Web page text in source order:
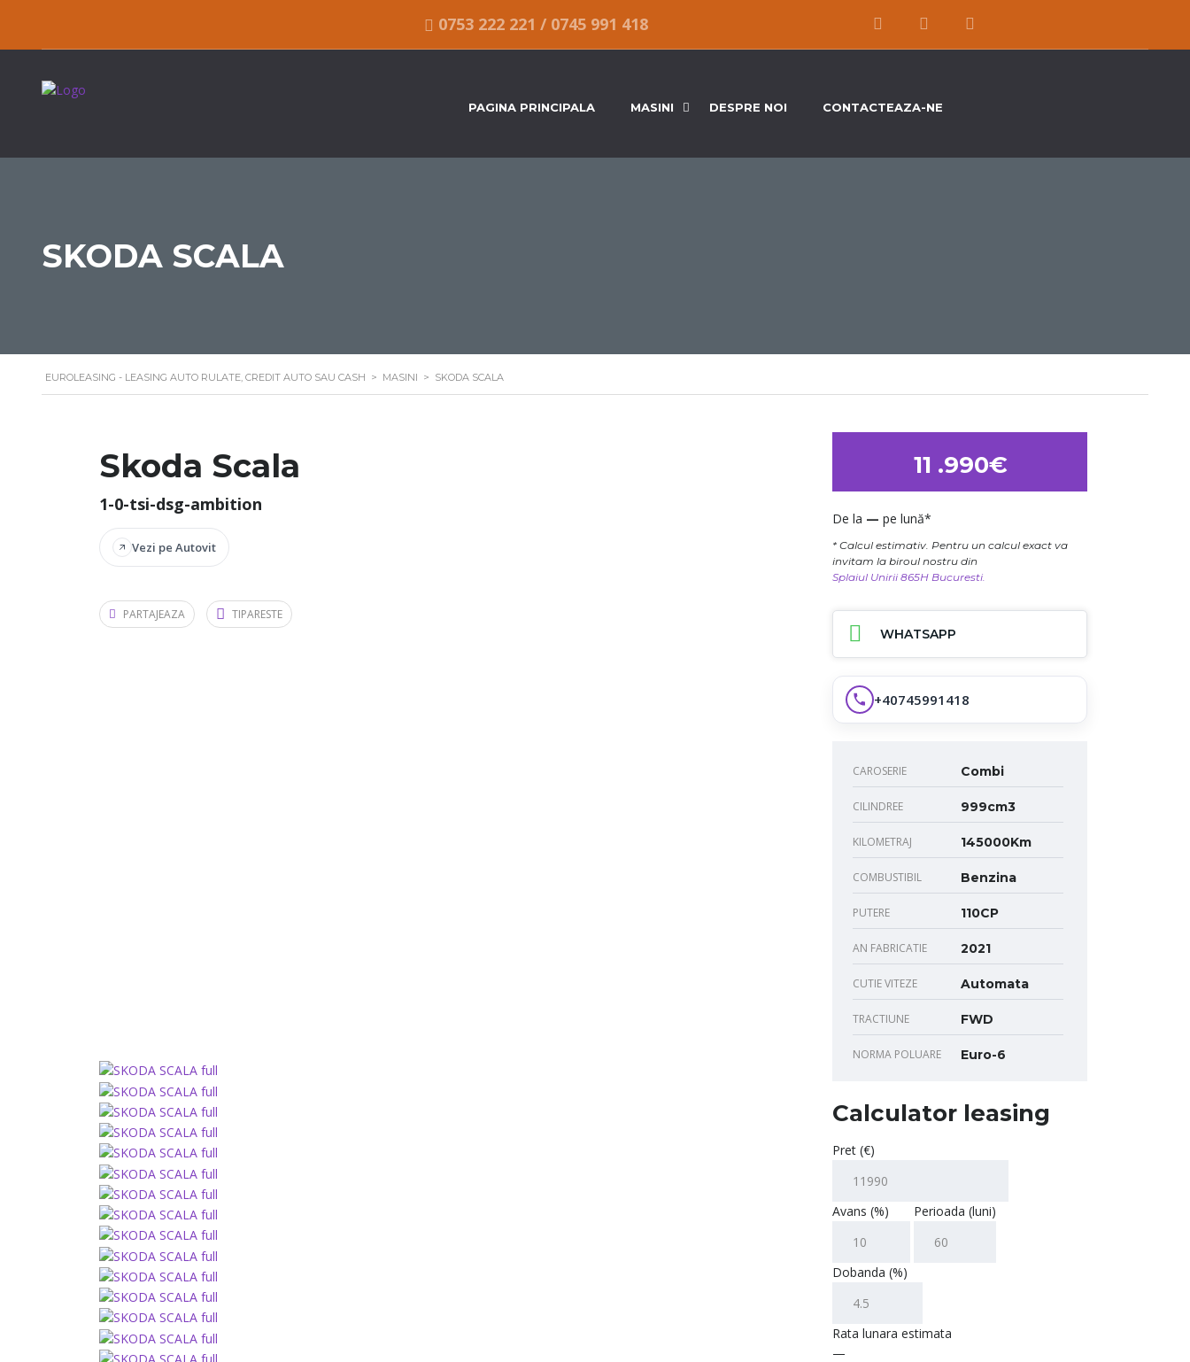
0753 222 221 / 0745 991 418
PAGINA PRINCIPALA MASINI DESPRE NOI CONTACTEAZA-NE
SKODA SCALA
EUROLEASING - LEASING AUTO RULATE, CREDIT AUTO SAU CASH > MASINI > SKODA SCALA
Skoda Scala
1-0-tsi-dsg-ambition
Vezi pe Autovit
PARTAJEAZA TIPARESTE
11 .990€
De la — pe lună*
* Calcul estimativ. Pentru un calcul exact va
invitam la biroul nostru din
Splaiul Unirii 865H Bucuresti.
WHATSAPP
+40745991418
CAROSERIE Combi
CILINDREE 999cm3
KILOMETRAJ 145000Km
COMBUSTIBIL Benzina
PUTERE 110CP
AN FABRICATIE 2021
CUTIE VITEZE Automata
TRACTIUNE FWD
NORMA POLUARE Euro-6
Calculator leasing
Pret (€)
Avans (%) Perioada (luni)
Dobanda (%)
Rata lunara estimata
—